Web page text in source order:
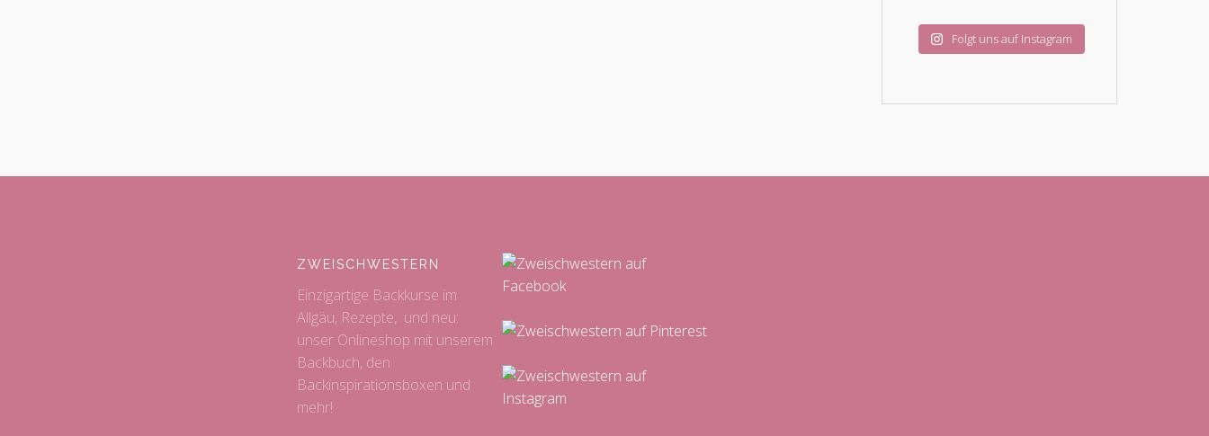
Folgt uns auf Instagram
ZWEISCHWESTERN
Einzigartige Backkurse im
Allgäu, Rezepte, und neu:
unser Onlineshop mit unserem
Backbuch, den
Backinspirationsboxen und
mehr!